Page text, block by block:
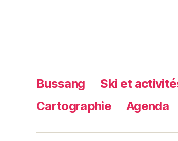
Bussang Ski et
Cartographie
Agenda